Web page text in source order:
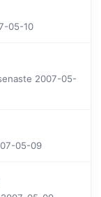
05-10
2007-05-
05-09